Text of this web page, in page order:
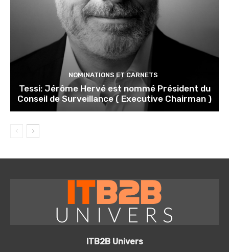
NOMINATIONS ET CARNETS
Tessi: Jérôme Hervé est nommé Président du
Conseil de Surveillance ( Executive Chairman )
ITB2B Univers